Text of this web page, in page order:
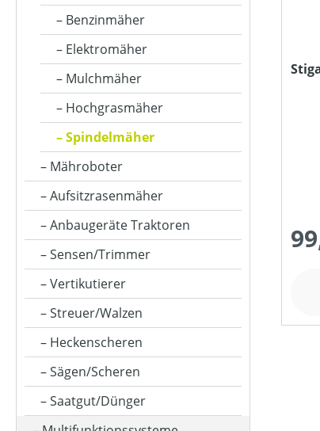
FARBE (GERÄT)
FLÄCHENLEISTUNG MAX (IN M²)
KLASSIFIZIERUNG
MESSERANZAHL
SCHNITTHÖHE MIN-MAX (IN MM)
PREIS
Benzinmäher
Elektromäher
Mulchmäher
Hochgrasmäher
Spindelmäher
Mähroboter
Aufsitzrasenmäher
Anbaugeräte Traktoren
Sensen/Trimmer
Vertikutierer
Streuer/Walzen
Heckenscheren
Sägen/Scheren
Saatgut/Dünger